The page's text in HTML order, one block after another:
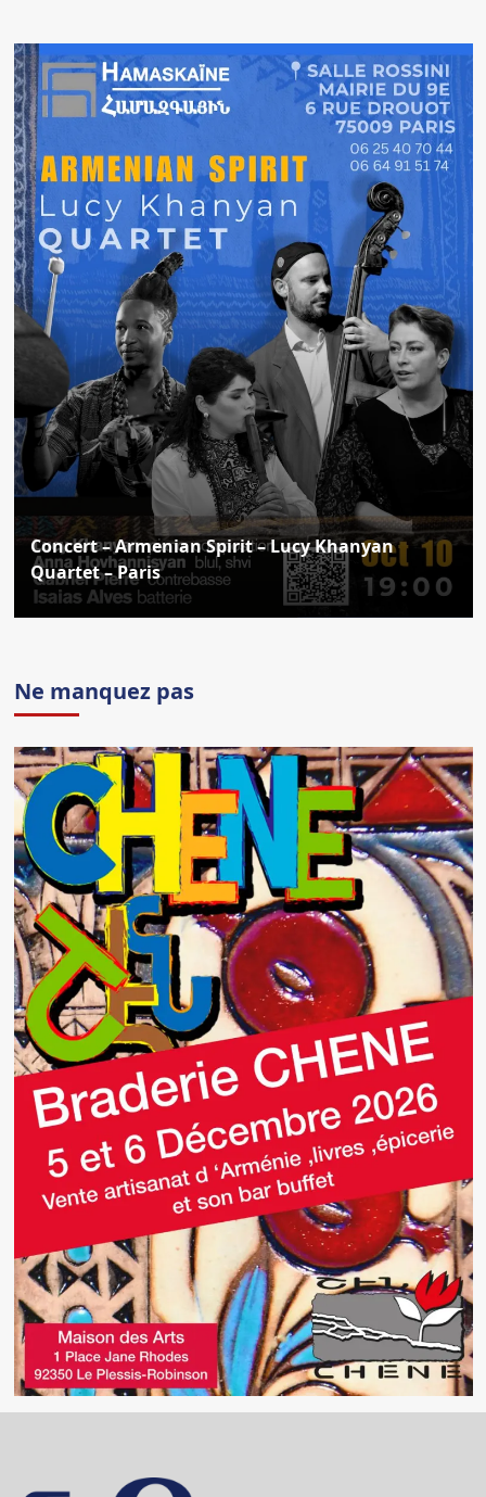
Concert – Armenian Spirit – Lucy Khanyan
Quartet – Paris
Ne manquez pas